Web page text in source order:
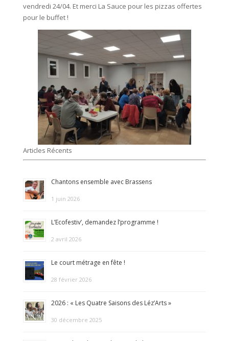
vendredi 24/04. Et merci La Sauce pour les pizzas offertes
pour le buffet !
Articles Récents
Chantons ensemble avec Brassens
1 juin 2026
L’Ecofestiv’, demandez l’programme !
2 avril 2026
Le court métrage en fête !
28 février 2026
2026 : « Les Quatre Saisons des Léz’Arts »
30 décembre 2025